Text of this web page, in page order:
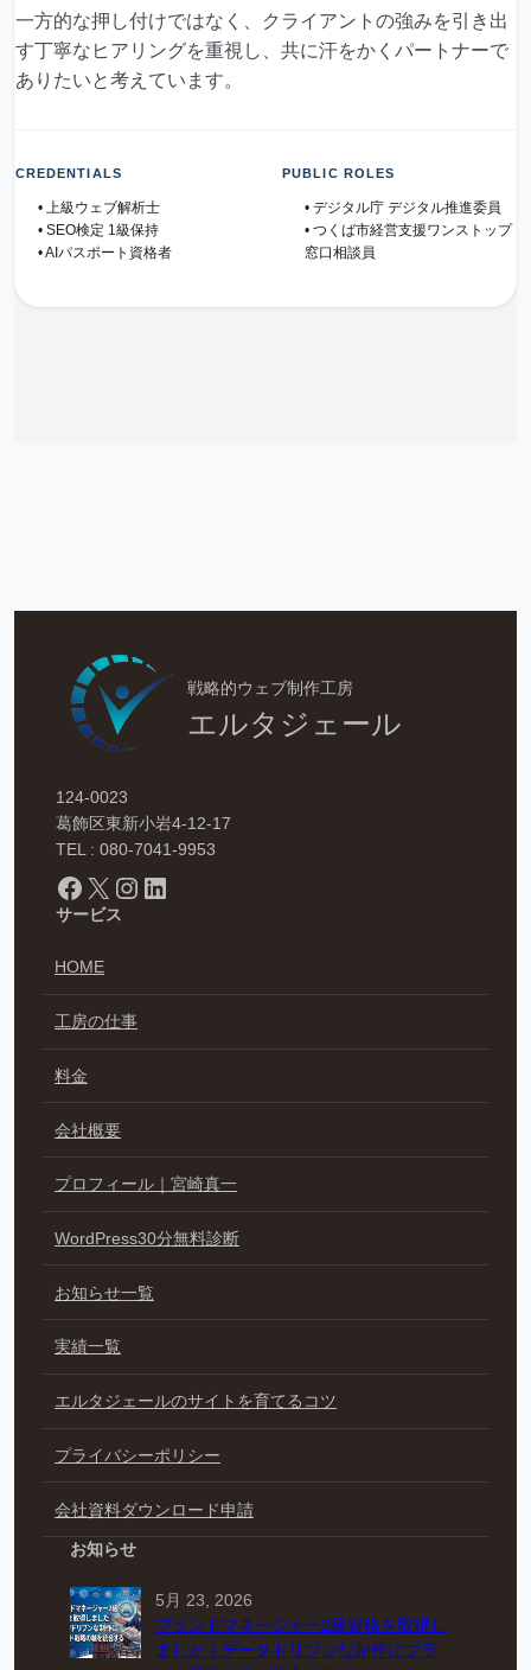
一方的な押し付けではなく、クライアントの強みを引き出
す丁寧なヒアリングを重視し、共に汗をかくパートナーで
ありたいと考えています。
CREDENTIALS
• 上級ウェブ解析士
• SEO検定 1級保持
• AIパスポート資格者
PUBLIC ROLES
• デジタル庁 デジタル推進委員
• つくば市経営支援ワンストップ
窓口相談員
戦略的ウェブ制作工房
エルタジェール
124-0023
葛飾区東新小岩4-12-17
TEL : 080-7041-9953
Facebook X Instagram LinkedIn
サービス
HOME
工房の仕事
料金
会社概要
プロフィール｜宮崎真一
WordPress30分無料診断
お知らせ一覧
実績一覧
エルタジェールのサイトを育てるコツ
プライバシーポリシー
会社資料ダウンロード申請
お知らせ
5月 23, 2026
ブランドマネージャー2級資格を取得し
ました｜データドリブンな制作にブラ